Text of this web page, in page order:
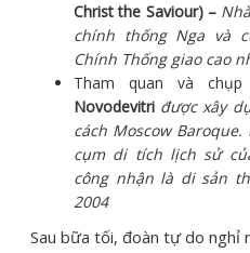
Christ the Saviour) –
chính thống Nga và
Chính Thống giao cao
Tham quan và
Novodevitri được xây
cách Moscow
cụm di tích lịch sử
công nhận là di sản
2004
Sau bữa tối, đoàn tự do nghỉ